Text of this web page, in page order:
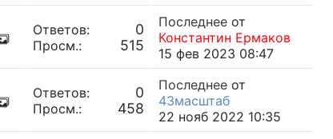
Ответов: 0
Просм.: 515
Последнее от
Константин Ермаков
15 фев 2023 08:47
Ответов: 0
Просм.: 458
Последнее от
43масштаб
22 нояб 2022 10:35